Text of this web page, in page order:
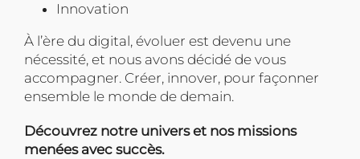
Innovation
À l’ère du digital, évoluer est devenu une
nécessité, et nous avons décidé de vous
accompagner. Créer, innover, pour façonner
ensemble le monde de demain.
Découvrez notre univers et nos missions
menées avec succès.